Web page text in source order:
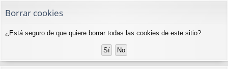
pi
Borrar cookies
¿Está seguro de que quiere borrar todas las cookies de este sitio?